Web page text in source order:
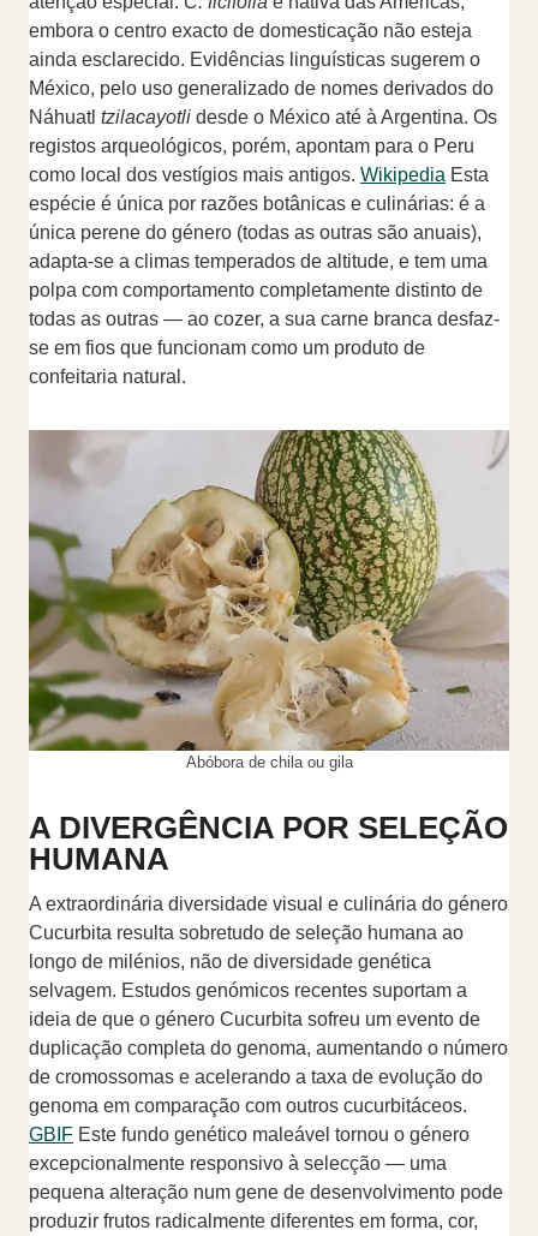
embora o centro exacto de domesticação não esteja
ainda esclarecido. Evidências linguísticas sugerem o
México, pelo uso generalizado de nomes derivados do
Náhuatl tzilacayotli desde o México até à Argentina. Os
registos arqueológicos, porém, apontam para o Peru
como local dos vestígios mais antigos. Wikipedia Esta
espécie é única por razões botânicas e culinárias: é a
única perene do género (todas as outras são anuais),
adapta-se a climas temperados de altitude, e tem uma
polpa com comportamento completamente distinto de
todas as outras — ao cozer, a sua carne branca desfaz-
se em fios que funcionam como um produto de
confeitaria natural.
Abóbora de chila ou gila
A DIVERGÊNCIA POR SELEÇÃO
HUMANA
A extraordinária diversidade visual e culinária do género
Cucurbita resulta sobretudo de seleção humana ao
longo de milénios, não de diversidade genética
selvagem. Estudos genómicos recentes suportam a
ideia de que o género Cucurbita sofreu um evento de
duplicação completa do genoma, aumentando o número
de cromossomas e acelerando a taxa de evolução do
genoma em comparação com outros cucurbitáceos.
GBIF Este fundo genético maleável tornou o género
excepcionalmente responsivo à selecção — uma
pequena alteração num gene de desenvolvimento pode
produzir frutos radicalmente diferentes em forma, cor,